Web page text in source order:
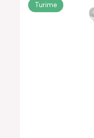
Turime